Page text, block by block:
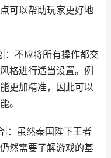
可以帮助玩家更好地
：不应将所有操作都交
格进行适当设置。例
更加精准，因此可以
。
|：虽然秦国陛下王者
然需要了解游戏的基